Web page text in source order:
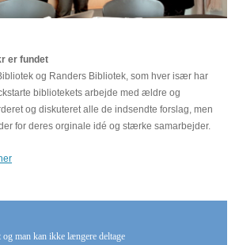
er fundet
og Randers Bibliotek, som hver især har
bibliotekets arbejde med ældre og
og diskuteret alle de indsendte forslag, men
for deres orginale idé og stærke samarbejder.
her
man kan ikke længere deltage